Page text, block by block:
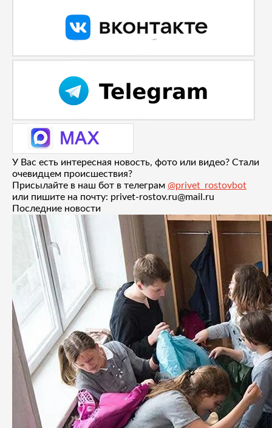
У Вас есть интересная новость, фото или видео? Стали
очевидцем происшествия?
Присылайте в наш бот в телеграм @privet_rostovbot
или пишите на почту: privet-rostov.ru@mail.ru
Последние новости